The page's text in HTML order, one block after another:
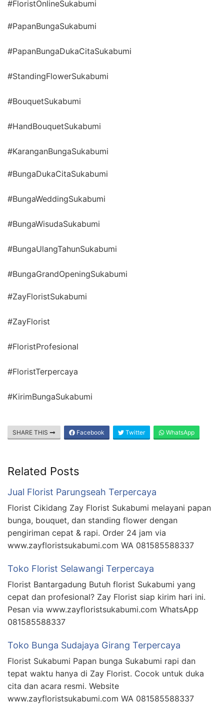
#FloristOnlineSukabumi
#PapanBungaSukabumi
#PapanBungaDukaCitaSukabumi
#StandingFlowerSukabumi
#BouquetSukabumi
#HandBouquetSukabumi
#KaranganBungaSukabumi
#BungaDukaCitaSukabumi
#BungaWeddingSukabumi
#BungaWisudaSukabumi
#BungaUlangTahunSukabumi
#BungaGrandOpeningSukabumi
#ZayFloristSukabumi
#ZayFlorist
#FloristProfesional
#FloristTerpercaya
#KirimBungaSukabumi
SHARE THIS Facebook Twitter WhatsApp
Related Posts
Jual Florist Parungseah Terpercaya
Florist Cikidang Zay Florist Sukabumi melayani papan
bunga, bouquet, dan standing flower dengan
pengiriman cepat & rapi. Order 24 jam via
www.zayfloristsukabumi.com WA 081585588337
Toko Florist Selawangi Terpercaya
Florist Bantargadung Butuh florist Sukabumi yang
cepat dan profesional? Zay Florist siap kirim hari ini.
Pesan via www.zayfloristsukabumi.com WhatsApp
081585588337
Toko Bunga Sudajaya Girang Terpercaya
Florist Sukabumi Papan bunga Sukabumi rapi dan
tepat waktu hanya di Zay Florist. Cocok untuk duka
cita dan acara resmi. Website
www.zayfloristsukabumi.com WA 081585588337